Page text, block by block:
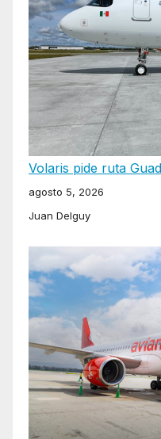
Volaris pide ruta
agosto 5, 2026
Juan Delguy